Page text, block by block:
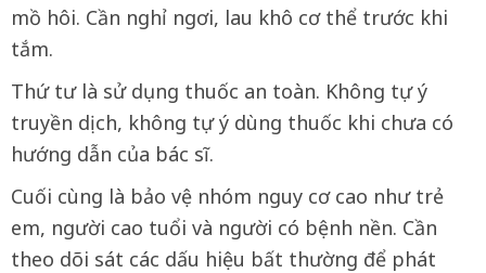
mồ hôi. Cần nghỉ ngơi, lau khô cơ thể trước khi
tắm.
Thứ tư là sử dụng thuốc an toàn. Không tự ý
truyền dịch, không tự ý dùng thuốc khi chưa có
hướng dẫn của bác sĩ.
Cuối cùng là bảo vệ nhóm nguy cơ cao như trẻ
em, người cao tuổi và người có bệnh nền. Cần
theo dõi sát các dấu hiệu bất thường để phát